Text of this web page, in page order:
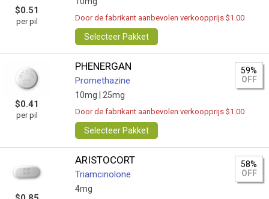
$0.51
per pil Door de fabrikant aanbevolen verkoopprijs $1.00
Selecteer Pakket
$0.41
per pil
PHENERGAN
Promethazine
10mg | 25mg
59%
OFF
Door de fabrikant aanbevolen verkoopprijs $1.00
Selecteer Pakket
ARISTOCORT
Triamcinolone
4mg
58%
OFF